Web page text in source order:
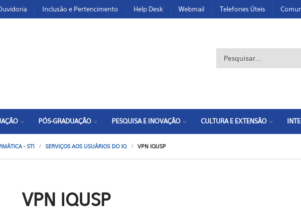
Inclusão e Pertencimento Help Desk Webmail Telefones Úteis
Formulário
PÓS-GRADUAÇÃO PESQUISA E INOVAÇÃO CULTURA E EXTENSÃO
- STI SERVIÇOS AOS USUÁRIOS DO IQ VPN IQUSP
VPN IQUSP